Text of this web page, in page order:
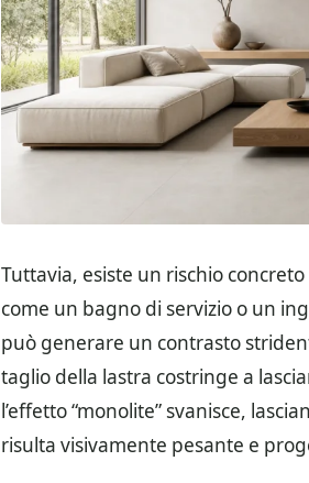
Tuttavia, esiste un rischio
come un bagno di servizio o un
può generare un contrasto
taglio della lastra costringe a
l’effetto “monolite” svanisce,
risulta visivamente pesante e